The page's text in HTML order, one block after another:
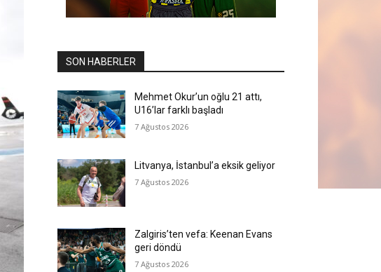
SON HABERLER
Mehmet Okur’un oğlu 21 attı,
U16’lar farklı başladı
7 Ağustos 2026
Litvanya, İstanbul’a eksik geliyor
7 Ağustos 2026
Zalgiris’ten vefa: Keenan Evans
geri döndü
7 Ağustos 2026